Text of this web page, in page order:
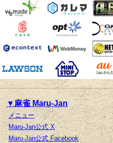
▼麻雀 Maru-Jan
メニュー
Maru-Jan公式 X
Maru-Jan公式 Facebook